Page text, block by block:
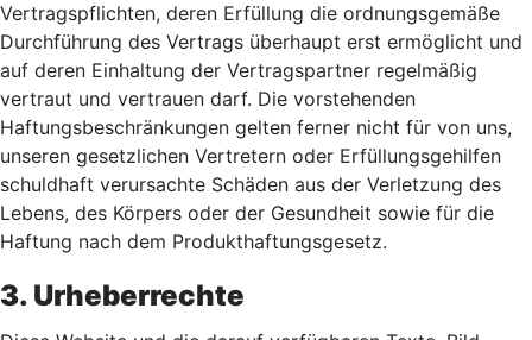
Vertragspflichten, deren Erfüllung die ordnungsgemäße
Durchführung des Vertrags überhaupt erst ermöglicht und
auf deren Einhaltung der Vertragspartner regelmäßig
vertraut und vertrauen darf. Die vorstehenden
Haftungsbeschränkungen gelten ferner nicht für von uns,
unseren gesetzlichen Vertretern oder Erfüllungsgehilfen
schuldhaft verursachte Schäden aus der Verletzung des
Lebens, des Körpers oder der Gesundheit sowie für die
Haftung nach dem Produkthaftungsgesetz.
3. Urheberrechte